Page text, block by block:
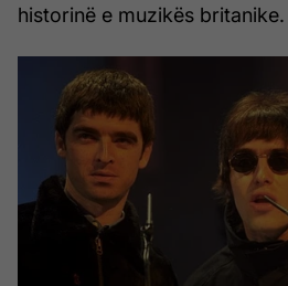
historinë e muzikës britanike.